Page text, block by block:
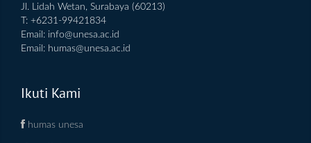
Jl. Lidah Wetan, Surabaya (60213)
T: +6231-99421834
Email: info@unesa.ac.id
Email: humas@unesa.ac.id
Ikuti Kami
humas unesa